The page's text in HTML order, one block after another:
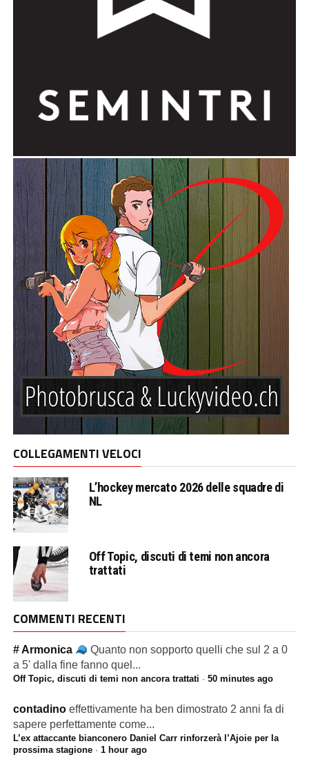
COLLEGAMENTI VELOCI
L’hockey mercato 2026 delle squadre di
NL
Off Topic, discuti di temi non ancora
trattati
COMMENTI RECENTI
# Armonica
Quanto non sopporto quelli che sul 2 a 0
a 5' dalla fine fanno quel...
Off Topic, discuti di temi non ancora trattati · 50 minutes ago
contadino effettivamente ha ben dimostrato 2 anni fa di
sapere perfettamente come...
L’ex attaccante bianconero Daniel Carr rinforzerà l’Ajoie per la
prossima stagione· 1 hour ago